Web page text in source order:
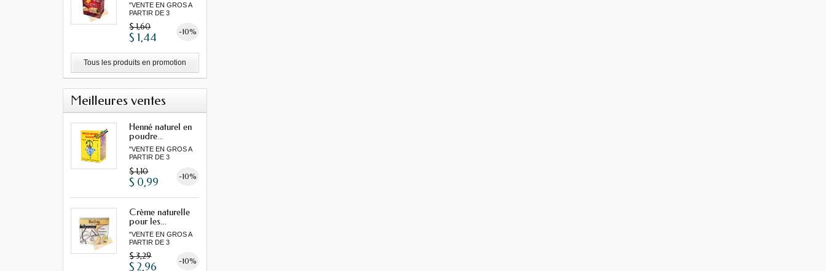
"VENTE EN GROS A
PARTIR DE 3
$ 1,60 -10%
$ 1,44
Tous les produits en promotion
Meilleures ventes
Henné naturel en
poudre...
"VENTE EN GROS A
PARTIR DE 3
$ 1,10 -10%
$ 0,99
Crème naturelle
pour les...
"VENTE EN GROS A
PARTIR DE 3
$ 3,29 -10%
$ 2,96